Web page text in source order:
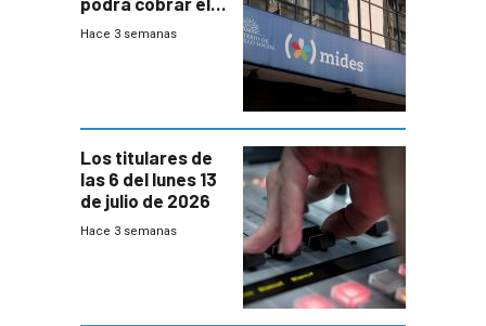
100% en efectivo
Hace 3 semanas
Los titulares de
las 6 del lunes 13
de julio de 2026
Hace 3 semanas